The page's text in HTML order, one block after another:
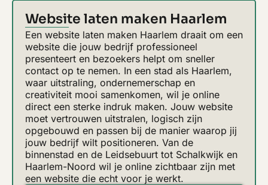
Website laten maken Haarlem
Een website laten maken Haarlem draait om een
website die jouw bedrijf professioneel
presenteert en bezoekers helpt om sneller
contact op te nemen. In een stad als Haarlem,
waar uitstraling, ondernemerschap en
creativiteit mooi samenkomen, wil je online
direct een sterke indruk maken. Jouw website
moet vertrouwen uitstralen, logisch zijn
opgebouwd en passen bij de manier waarop jij
jouw bedrijf wilt positioneren. Van de
binnenstad en de Leidsebuurt tot Schalkwijk en
Haarlem-Noord wil je online zichtbaar zijn met
een website die echt voor je werkt.